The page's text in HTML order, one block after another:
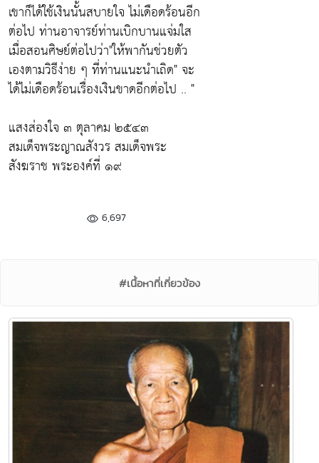
เขาก็ได้ใช้เงินนั้นสบายใจ ไม่เดือดร้อนอีก
ต่อไป ท่านอาจารย์ท่านเบิกบานแจ่มใส
เมื่อสอนศิษย์ต่อไปว่า"ให้พากันช่วยตัว
เองตามวิธีง่าย ๆ ที่ท่านแนะนำเถิด"จะ
ได้ไม่เดือดร้อนเรื่องเงินขาดอีกต่อไป .. "
แสงส่องใจ ๓ ตุลาคม ๒๕๔๓
สมเด็จพระญาณสังวร สมเด็จพระ
สังฆราช พระองค์ที่ ๑๙
6,697
#เนื้อหาที่เกี่ยวข้อง